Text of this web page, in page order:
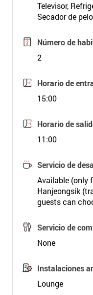
Televisor,
Secador de
Número de
2
Horario de
15:00
Horario de
11:00
Servicio de
Available (only
Hanjeongsik
guests can
Servicio de
None
Instalaciones
Lounge